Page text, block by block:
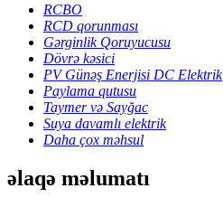
RCBO
RCD qorunması
Gərginlik Qoruyucusu
Dövrə kəsici
PV Günəş Enerjisi DC Elektrik
Paylama qutusu
Taymer və Sayğac
Suya davamlı elektrik
Daha çox məhsul
əlaqə məlumatı